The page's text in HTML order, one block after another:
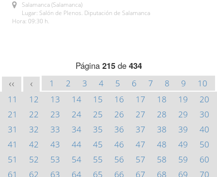
Salamanca (Salamanca)
Lugar: Salón de Plenos. Diputación de Salamanca
Hora: 09:30 h.
Página 215de 434
<< < 1 2 3 4 5 6 7 8 9
10
11
12 13 14 15 16 17 18 19
20
21
22 23 24 25 26 27 28 29
30
31
32 33 34 35 36 37 38 39
40
41
42 43 44 45 46 47 48 49
50
51
52 53 54 55 56 57 58 59
60
61
62 63 64 65 66 67 68 69
70